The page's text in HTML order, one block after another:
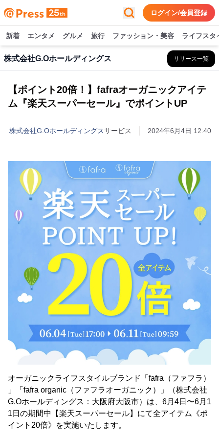
ログイン/会員登録
新着 エンタメ グルメ 旅行 ファッション・美容 ライフスタ
株式会社G.Oホールディングス リリース一覧
【ポイント20倍！】fafraオーガニックアイテ
ム『楽天スーパーセール』でポイントUP
株式会社G.Oホールディングスサービス 2024年6月4日 12:40
オーガニックライフスタイルブランド「fafra（ファフラ）
」「fafra organic（ファフラオーガニック）」（株式会社
G.Oホールディングス：大阪府大阪市）は、6月4日〜6月1
1日の期間中【楽天スーパーセール】にて全アイテム《ポ
イント20倍》を実施いたします。